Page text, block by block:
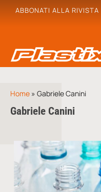
ABBONATI ALLA RIVISTA
Home » Gabriele Canini
Gabriele Canini